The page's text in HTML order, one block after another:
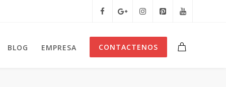
BLOG EMPRESA CONTACTENOS